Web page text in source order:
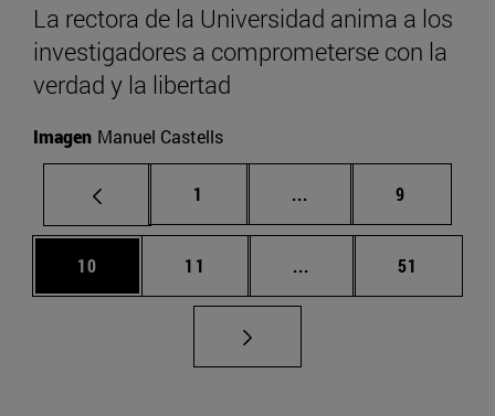
La rectora de la Universidad anima a los
investigadores a comprometerse con la
verdad y la libertad
Imagen Manuel Castells
Página
1 ... Páginas intermedias
Página
9
Página
10 Página
11 ... Páginas intermedias
Página
51